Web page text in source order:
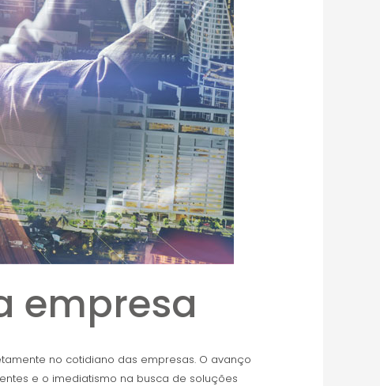
empresa
no cotidiano das empresas. O avanço
e o imediatismo na busca de soluções